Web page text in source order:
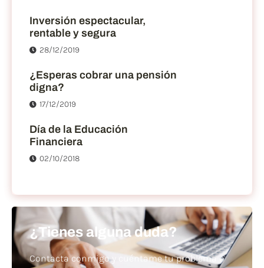
Inversión espectacular,
rentable y segura
28/12/2019
¿Esperas cobrar una pensión
digna?
17/12/2019
Día de la Educación
Financiera
02/10/2018
¿Tienes alguna duda?
Contacta conmigo y cuéntame tu problema o